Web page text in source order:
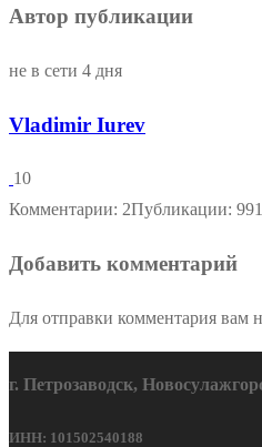
Автор публикации
не в сети 4 дня
Vladimir Iurev
10
Комментарии: 2Публикации: 991
Добавить комментарий
Для отправки комментария вам
г. Петрозаводск,
ИНН: 101502540188